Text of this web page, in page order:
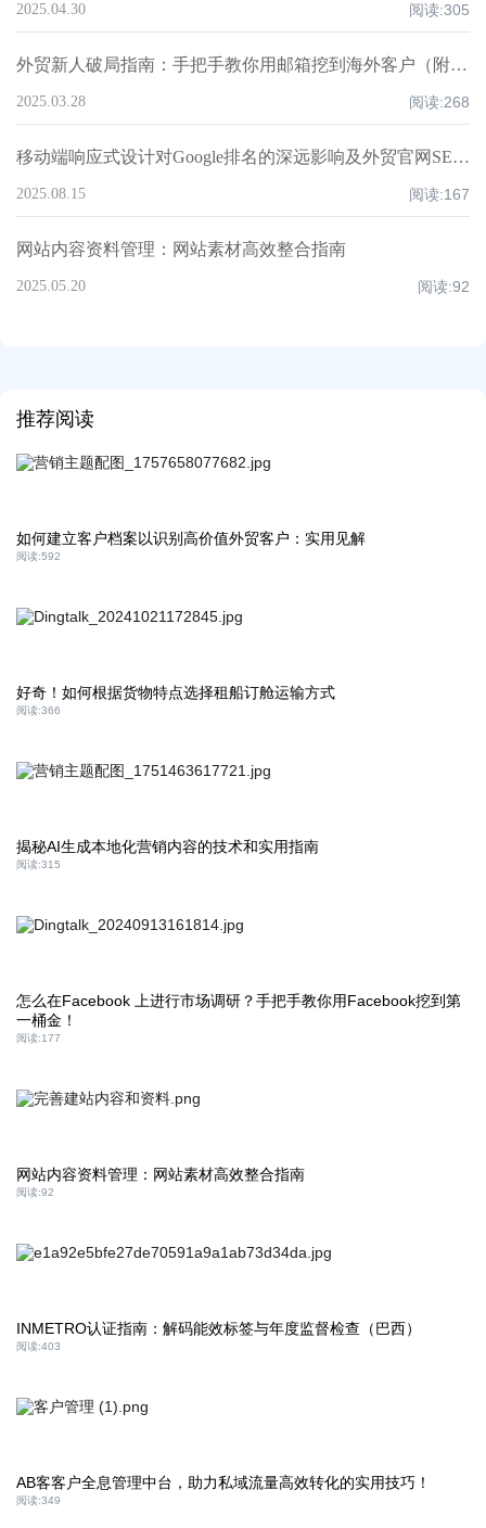
2025.04.30 阅读:305
外贸新人破局指南：手把手教你用邮箱挖到海外客户（附工具实操教程）
2025.03.28 阅读:268
移动端响应式设计对Google排名的深远影响及外贸官网SEO实操指南
2025.08.15 阅读:167
网站内容资料管理：网站素材高效整合指南
2025.05.20 阅读:92
推荐阅读
如何建立客户档案以识别高价值外贸客户：实用见解
阅读:592
好奇！如何根据货物特点选择租船订舱运输方式
阅读:366
揭秘AI生成本地化营销内容的技术和实用指南
阅读:315
怎么在Facebook 上进行市场调研？手把手教你用Facebook挖到第
一桶金！
阅读:177
网站内容资料管理：网站素材高效整合指南
阅读:92
INMETRO认证指南：解码能效标签与年度监督检查（巴西）
阅读:403
AB客客户全息管理中台，助力私域流量高效转化的实用技巧！
阅读:349